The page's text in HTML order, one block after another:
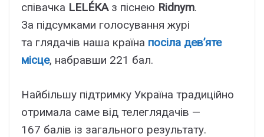
співачка LELÉKA з піснею Ridnym.
За підсумками голосування журі
та глядачів наша країна посіла дев’яте
місце, набравши 221 бал.
Найбільшу підтримку Україна традиційно
отримала саме від телеглядачів —
167 балів із загального результату.